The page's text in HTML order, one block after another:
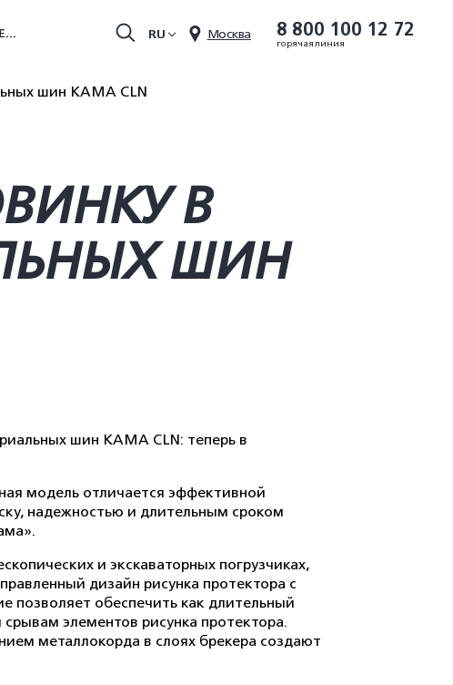
8 800 100 12 72
горячая линия
Москва
RU
шин KAMA CLN
В
ШИН
шин KAMA CLN: теперь в
модель отличается эффективной
надежностью и длительным сроком
и экскаваторных погрузчиках,
дизайн рисунка протектора с
позволяет обеспечить как длительный
элементов рисунка протектора.
металлокорда в слоях брекера создают